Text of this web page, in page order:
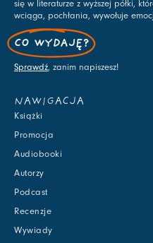
się w literaturze z wyższej półki,
wciąga, pochłania, wywołuje
CO WYDAJĘ?
Sprawdź, zanim napiszesz!
NAWIGACJA
Książki
Promocja
Audiobooki
Autorzy
Podcast
Recenzje
Wywiady